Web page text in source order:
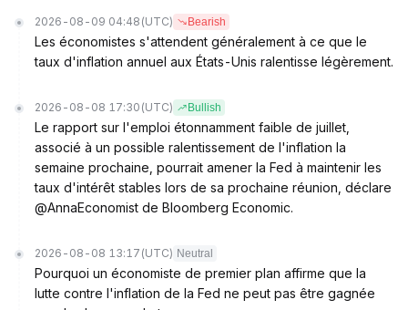
2026-08-09 04:48 (UTC) Bearish
Les économistes s'attendent généralement à ce que le
taux d'inflation annuel aux États-Unis ralentisse légèrement.
2026-08-08 17:30 (UTC) Bullish
Le rapport sur l'emploi étonnamment faible de juillet,
associé à un possible ralentissement de l'inflation la
semaine prochaine, pourrait amener la Fed à maintenir les
taux d'intérêt stables lors de sa prochaine réunion, déclare
@AnnaEconomist de Bloomberg Economic.
2026-08-08 13:17 (UTC) Neutral
Pourquoi un économiste de premier plan affirme que la
lutte contre l'inflation de la Fed ne peut pas être gagnée